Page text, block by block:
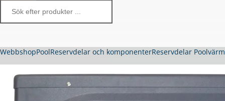
WebbshopPoolReservdelar och komponenterReservdelar